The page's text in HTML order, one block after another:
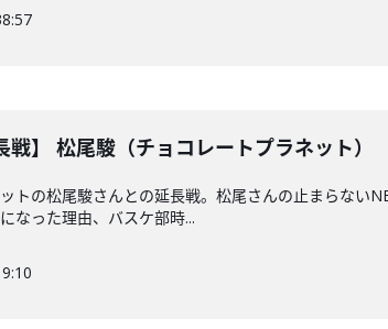
】 松尾駿（チョコレートプラネット）
トの松尾駿さんとの延長戦。松尾さんの止まらない
なった理由、バスケ部時...